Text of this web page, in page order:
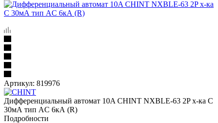
Артикул: 819976
Дифференциальный автомат 10A CHINT NXBLE-63 2P х-ка C
30мА тип AC 6кА (R)
Подробности